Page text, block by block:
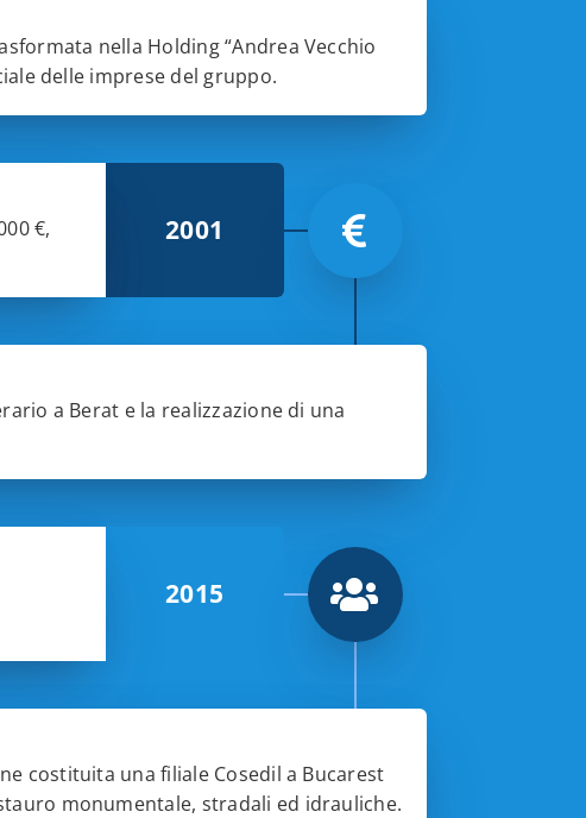
nella Holding “Andrea Vecchio
delle imprese del gruppo.
2001
€,
a Berat e la realizzazione di una
2015
costituita una filiale Cosedil a Bucarest
monumentale, stradali ed idrauliche.